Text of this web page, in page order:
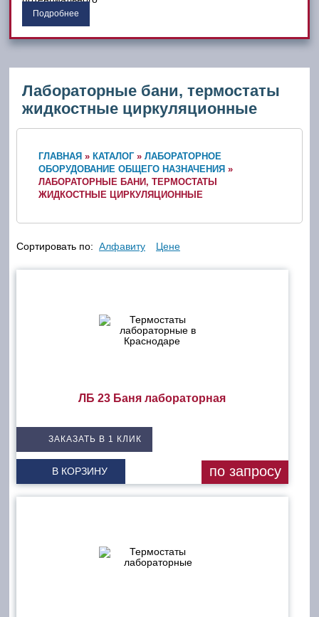
Подробнее
Лабораторные бани, термостаты
жидкостные циркуляционные
ГЛАВНАЯ » КАТАЛОГ » ЛАБОРАТОРНОЕ
ОБОРУДОВАНИЕ ОБЩЕГО НАЗНАЧЕНИЯ »
ЛАБОРАТОРНЫЕ БАНИ, ТЕРМОСТАТЫ
ЖИДКОСТНЫЕ ЦИРКУЛЯЦИОННЫЕ
Сортировать по: Алфавиту Цене
ЛБ 23 Баня лабораторная
ЗАКАЗАТЬ В 1 КЛИК
В КОРЗИНУ по запросу